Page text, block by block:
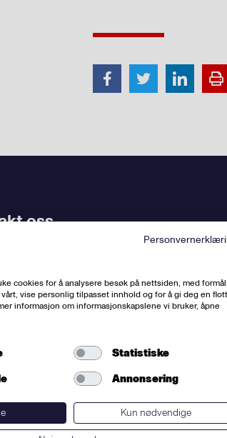
oss
,
:(+47) 23 06 31 00
org.nr: 950956828
og informasjonskapsler
cookies for å analysere besøk på nettsiden, med formål
vise personlig tilpasset innhold og for å gi deg en flott
informasjon om informasjonskapslene vi bruker, åpne
Statistiske
Annonsering
Kun nødvendige